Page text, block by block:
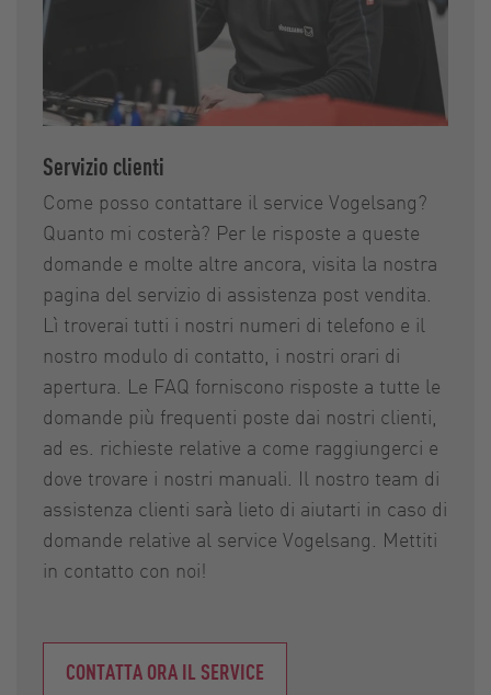
Servizio clienti
Come posso contattare il service Vogelsang?
Quanto mi costerà? Per le risposte a queste
domande e molte altre ancora, visita la nostra
pagina del servizio di assistenza post vendita.
Lì troverai tutti i nostri numeri di telefono e il
nostro modulo di contatto, i nostri orari di
apertura. Le FAQ forniscono risposte a tutte le
domande più frequenti poste dai nostri clienti,
ad es. richieste relative a come raggiungerci e
dove trovare i nostri manuali. Il nostro team di
assistenza clienti sarà lieto di aiutarti in caso di
domande relative al service Vogelsang. Mettiti
in ​​contatto con noi!
CONTATTA ORA IL SERVICE